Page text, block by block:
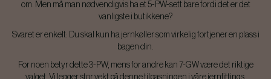
om. Men må man nødvendigvis ha et 5-PW-sett bare fordi det er det
vanligste i butikkene?
Svaret er enkelt: Du skal kun ha jernkøller som virkelig fortjener en plass i
bagen din.
For noen betyr dette 3-PW, mens for andre kan 7-GW være det riktige
valget. Vi legger stor vekt på denne tilpasningen i våre jernfittings.